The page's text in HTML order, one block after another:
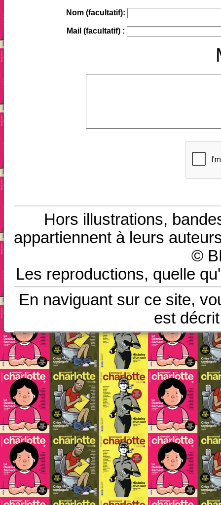
Nom (facultatif):
Mail (facultatif) :
Hors illustrations,
appartiennent à leurs
©
Les reproductions, quelle
En naviguant sur ce site,
est